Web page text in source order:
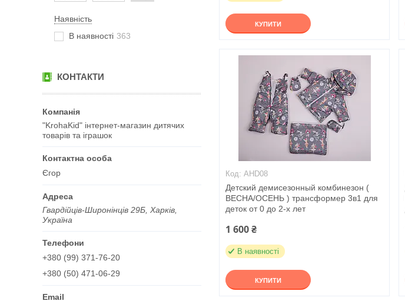
Наявність
В наявності 363
КОНТАКТИ
"KrohaKid" інтернет-магазин дитячих
товарів та іграшок
Єгор
Гвардійців-Широнінців 29Б, Харків,
Україна
+380 (99) 371-76-20
+380 (50) 471-06-29
КУПИТИ
AHD08
Детский демисезонный комбинезон (
ВЕСНА/ОСЕНЬ ) трансформер 3в1 для
деток от 0 до 2-х лет
1 600 ₴
В наявності
КУПИТИ